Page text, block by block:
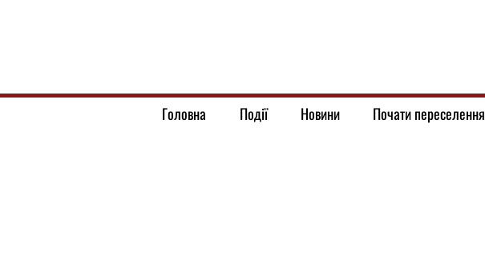
Головна Події Новини Почати переселення